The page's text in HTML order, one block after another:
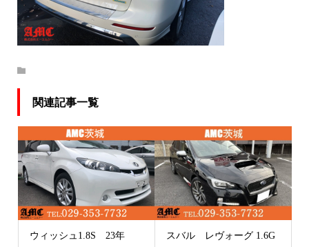
関連記事一覧
ウィッシュ1.8S 23年
スバル レヴォーグ 1.6G